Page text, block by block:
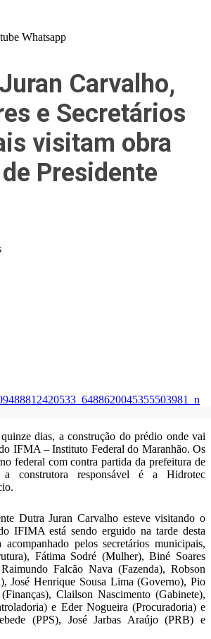
Whatsapp
Carvalho,
e Secretários
visitam obra
Presidente
dias, a construção do prédio onde vai
IFMA – Instituto Federal do Maranhão. Os
federal com contra partida da prefeitura de
construtora responsável é a Hidrotec
Dutra Juran Carvalho esteve visitando o
IFIMA está sendo erguido na tarde desta
acompanhado pelos secretários municipais,
Fátima Sodré (Mulher), Biné Soares
Falcão Nava (Fazenda), Robson
José Henrique Sousa Lima (Governo), Pio
Clailson Nascimento (Gabinete),
e Eder Nogueira (Procuradoria) e
(PPS), José Jarbas Araújo (PRB) e